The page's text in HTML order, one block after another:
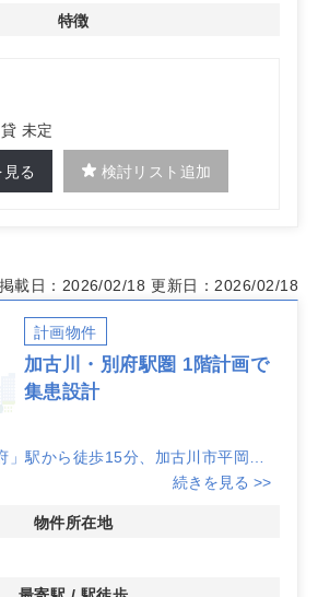
詳細はお問い合わせください
特徴
未定
る 検討リスト追加
掲載日：2026/02/18 更新日：2026/02/18
計画物件
加古川・別府駅圏 1階計画で
集患設計
」駅から徒歩15分、加古川市平岡町
動線上の立地で地域住民の来院ニーズ
の柔軟性
つき、診療動線やバックヤード配置
続きを見る >>
物件所在地